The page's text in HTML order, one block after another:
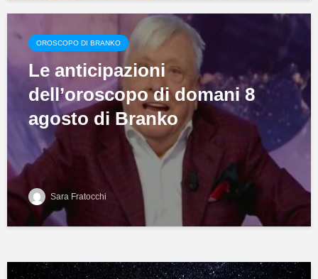
OROSCOPO DI BRANKO
Le anticipazioni
dell’oroscopo di domani 8
agosto di Branko
Sara Fratocchi